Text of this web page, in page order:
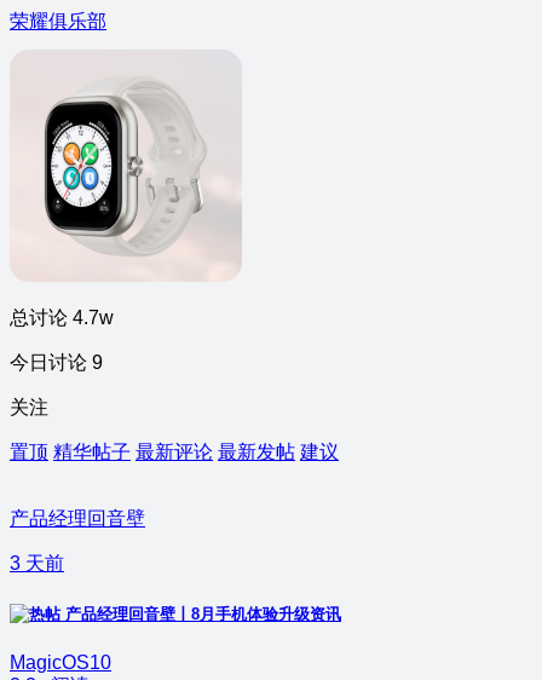
荣耀俱乐部
总讨论 4.7w
今日讨论 9
关注
置顶 精华帖子 最新评论 最新发帖 建议
产品经理回音壁
3 天前
产品经理回音壁丨8月手机体验升级资讯
MagicOS10